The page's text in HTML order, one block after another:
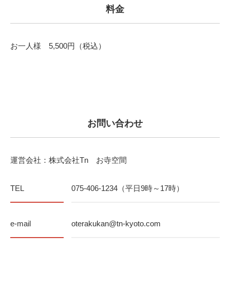
料金
お一人様 5,500円（税込）
お問い合わせ
運営会社：株式会社Tn お寺空間
TEL 075-406-1234（平日9時～17時）
e-mail oterakukan@tn-kyoto.com